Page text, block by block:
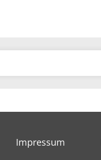
Impressum